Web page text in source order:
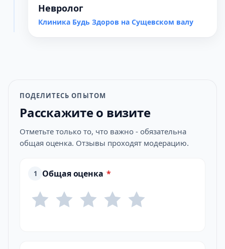
Невролог
Клиника Будь Здоров на Сущевском валу
ПОДЕЛИТЕСЬ ОПЫТОМ
Расскажите о визите
Отметьте только то, что важно - обязательна
общая оценка. Отзывы проходят модерацию.
1 Общая оценка *